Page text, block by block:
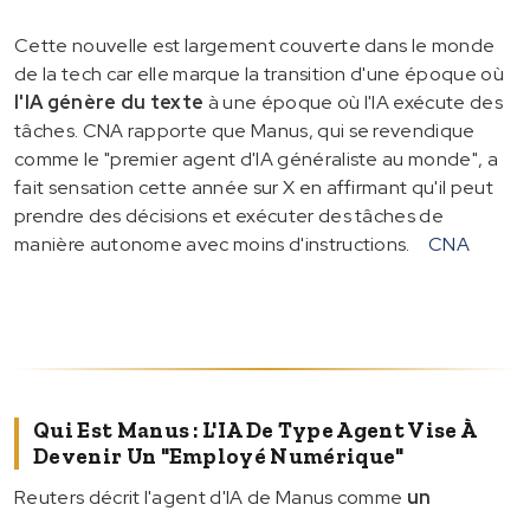
Cette nouvelle est largement couverte dans le monde
de la tech car elle marque la transition d'une époque où
l'IA génère du texte à une époque où l'IA exécute des
tâches. CNA rapporte que Manus, qui se revendique
comme le "premier agent d'IA généraliste au monde", a
fait sensation cette année sur X en affirmant qu'il peut
prendre des décisions et exécuter des tâches de
manière autonome avec moins d'instructions.
CNA
Qui Est Manus : L'IA De Type Agent Vise À
Devenir Un "employé Numérique"
Reuters décrit l'agent d'IA de Manus comme un